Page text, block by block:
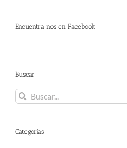
Encuentra nos en Facebook
Buscar
Buscar:
Categorías